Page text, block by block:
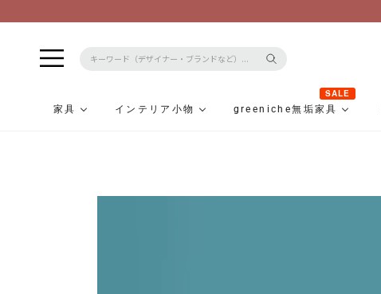
家具 インテリア小物 greeniche無垢家具
SALE